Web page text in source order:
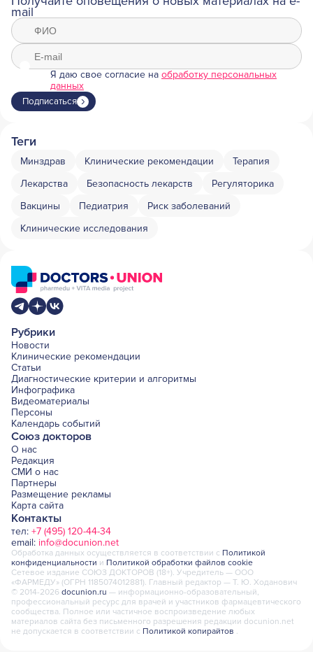
mail
Я даю свое согласие на обработку персональных
данных
Подписаться
Теги
Минздрав Клинические рекомендации
Терапия
Лекарства
Безопасность лекарств
Регуляторика
Вакцины
Педиатрия
Риск заболеваний
Клинические исследования
Рубрики
Новости
Клинические рекомендации
Статьи
Диагностические критерии и алгоритмы
Инфографика
Видеоматериалы
Персоны
Календарь событий
Союз докторов
О нас
Редакция
СМИ о нас
Партнеры
Размещение рекламы
Карта сайта
Контакты
тел: +7 (495) 120-44-34
email: info@docunion.net
Обработка данных осуществляется в соответствии с Политикой
конфиденциальности и Политикой обработки файлов cookie
Сетевое издание СОЮЗ ДОКТОРОВ (18+). Учредитель — ООО
«ФАРМЕДУ» (ОГРН 1185074012881). Главный редактор — Т. Ю. Ходанович
© 2014-2026 docunion.ru — информационно-образовательный,
профессиональный ресурс для врачей и участников фармацевтического
сообщества. Полное или частичное воспроизведение любых
материалов сайта без письменного разрешения редакции docunion.net
не допускается в соответствии с Политикой копирайтов .